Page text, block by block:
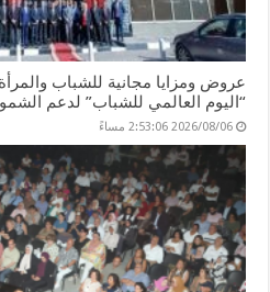
عروض ومزايا مجانية للشباب
“اليوم العالمي للشباب” لدعم
2026/08/06 2:53:06 مساءً